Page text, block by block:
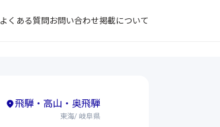
よくある質問お問い合わせ掲載について
飛騨・高山・奥飛騨
東海/ 岐阜県